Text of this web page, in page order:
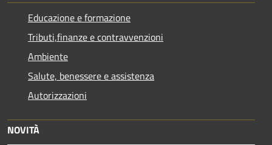
Educazione e formazione
Tributi,finanze e contravvenzioni
Ambiente
Salute, benessere e assistenza
Autorizzazioni
NOVITÀ